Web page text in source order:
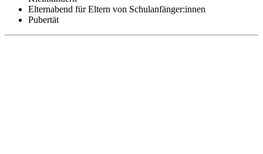
Elternabend für Eltern von Schulanfänger:innen
Pubertät